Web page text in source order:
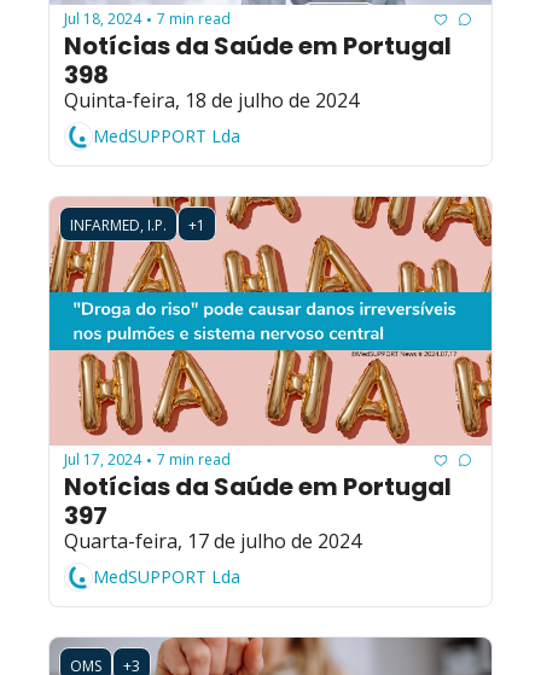
Jul 18, 2024 • 7 min read
Notícias da Saúde em Portugal
398
Quinta-feira, 18 de julho de 2024
MedSUPPORT Lda
INFARMED, I.P. +1
Jul 17, 2024 • 7 min read
Notícias da Saúde em Portugal
397
Quarta-feira, 17 de julho de 2024
MedSUPPORT Lda
OMS +3